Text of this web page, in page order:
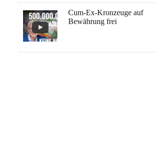
Cum-Ex-Kronzeuge auf
Bewährung frei